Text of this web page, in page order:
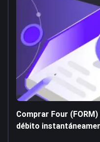
Comprar Four
débito